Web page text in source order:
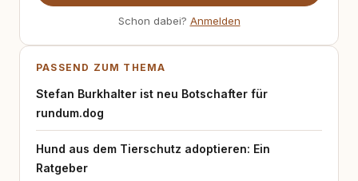
Schon dabei? Anmelden
PASSEND ZUM THEMA
Stefan Burkhalter ist neu Botschafter für
rundum.dog
Hund aus dem Tierschutz adoptieren: Ein
Ratgeber